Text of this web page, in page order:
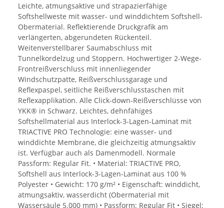
Leichte, atmungsaktive und strapazierfähige
Softshellweste mit wasser- und winddichtem Softshell-
Obermaterial. Reflektierende Druckgrafik am
verlängerten, abgerundeten Rückenteil.
Weitenverstellbarer Saumabschluss mit
Tunnelkordelzug und Stoppern. Hochwertiger 2-Wege-
Frontreißverschluss mit innenliegender
Windschutzpatte, Reißverschlussgarage und
Reflexpaspel, seitliche Reißverschlusstaschen mit
Reflexapplikation. Alle Click-down-Reißverschlüsse von
YKK® in Schwarz. Leichtes, dehnfähiges
Softshellmaterial aus Interlock-3-Lagen-Laminat mit
TRIACTIVE PRO Technologie: eine wasser- und
winddichte Membrane, die gleichzeitig atmungsaktiv
ist. Verfügbar auch als Damenmodell. Normale
Passform: Regular Fit. • Material: TRIACTIVE PRO,
Softshell aus Interlock-3-Lagen-Laminat aus 100 %
Polyester • Gewicht: 170 g/m² • Eigenschaft: winddicht,
atmungsaktiv, wasserdicht (Obermaterial mit
Wassersäule 5.000 mm) • Passform: Regular Fit • Siegel: